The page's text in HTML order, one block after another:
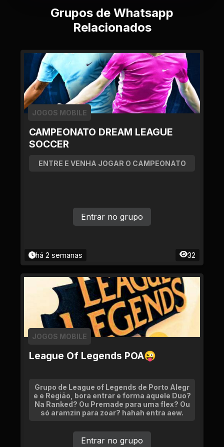
Grupos de Whatsapp
Relacionados
CAMPEONATO DREAM LEAGUE
SOCCER
JOGOS MOBILE
ENTRE E VENHA JOGAR O CAMPEONATO
há 2 semanas 32
Entrar no grupo
League Of Legends POA😜
JOGOS MOBILE
Grupo de League of Legends de Porto Alegr
e e Região, bora entrar e forma aquele Duo?
Na Ranked? Ou Premade para uma flex? Ou
só aramzin para zoar? hahah entra aew.
Entrar no grupo